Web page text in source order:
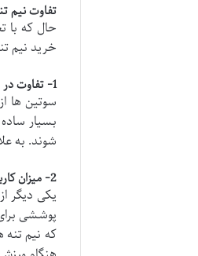
تفاوت نیم
حال که با
خرید نیم
1- تفاوت در ظاهر کلی
سوتین ها
بسیار
شوند. به
2- میزان کاربرد
یکی دیگر
پوششی
که نیم تنه